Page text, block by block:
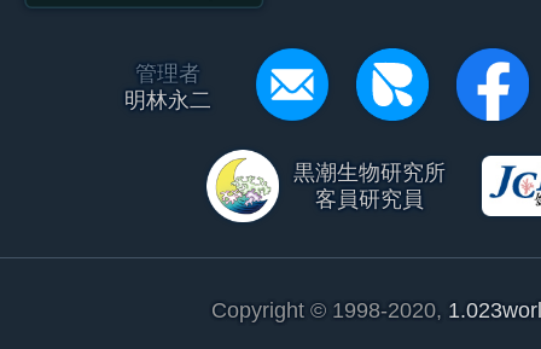
管理者
明林永二
黒潮生物研究所
客員研究員
Copyright © 1998-2020,